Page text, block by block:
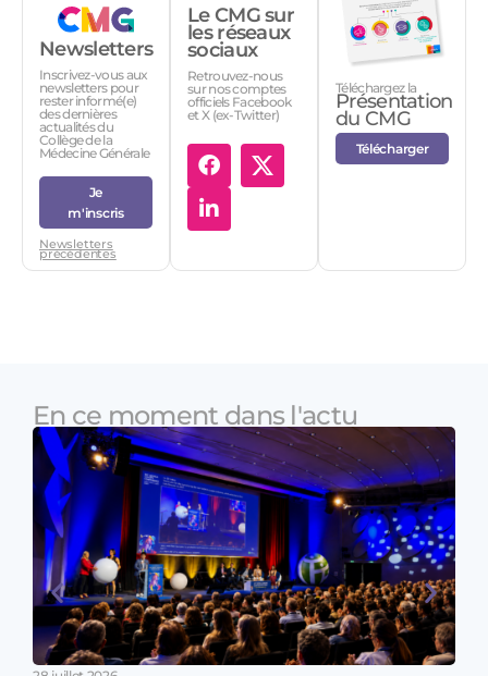
Newsletters
Inscrivez-vous aux
newsletters pour
rester informé(e)
des dernières
actualités du
Collège de la
Médecine Générale
Je
m'inscris
Newsletters
précédentes
Le CMG sur
les réseaux
sociaux
Retrouvez-nous
sur nos comptes
officiels Facebook
et X (ex-Twitter)
Téléchargez la
Présentation
du CMG
Télécharger
En ce moment dans l'actu